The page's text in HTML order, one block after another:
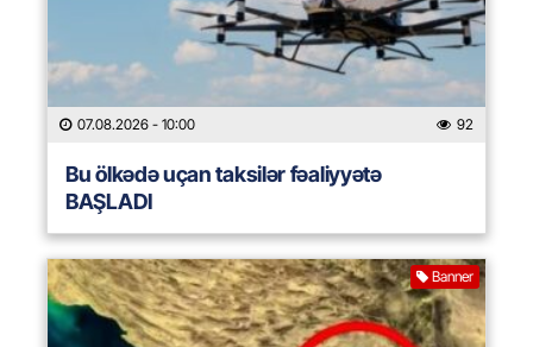
07.08.2026 - 10:00 92
Bu ölkədə uçan taksilər fəaliyyətə
BAŞLADI
Banner